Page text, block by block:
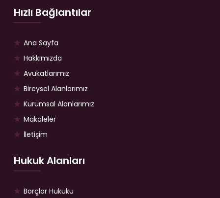
Hızlı Bağlantılar
Ana Sayfa
Hakkımızda
Avukatlarımız
Bireysel Alanlarımız
Kurumsal Alanlarımız
Makaleler
İletişim
Hukuk Alanları
Borçlar Hukuku